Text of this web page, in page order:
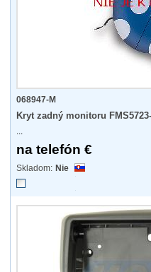
068947-M
Kryt zadný monitoru
...
na telefón €
Nie